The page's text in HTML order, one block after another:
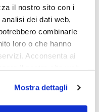
il nostro sito con i
dei dati web,
combinarle
loro o che hanno
Acconsenta ai
Mostra dettagli